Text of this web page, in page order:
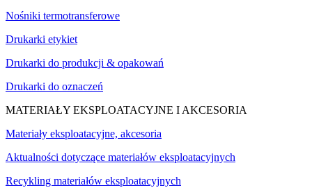
Nośniki termotransferowe
Drukarki etykiet
Drukarki do produkcji & opakowań
Drukarki do oznaczeń
MATERIAŁY EKSPLOATACYJNE I AKCESORIA
Materiały eksploatacyjne, akcesoria
Aktualności dotyczące materiałów eksploatacyjnych
Recykling materiałów eksploatacyjnych